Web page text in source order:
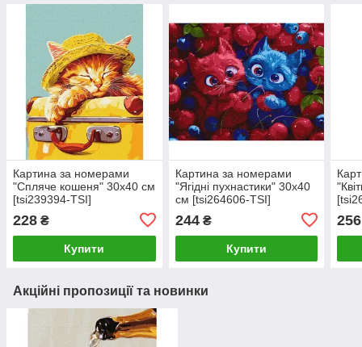
Картина за номерами
"Спляче кошеня" 30х40 см
[tsi239394-TSI]
228 ₴
Купити
Картина за номерами
"Ягідні пухнастики" 30х40
см [tsi264606-TSI]
244₴
Купити
256
Акційні пропозиції та новинки